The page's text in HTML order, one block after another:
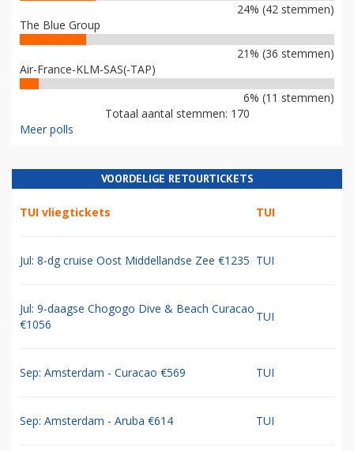
24% (42 stemmen)
The Blue Group
21% (36 stemmen)
Air-France-KLM-SAS(-TAP)
6% (11 stemmen)
Totaal aantal stemmen: 170
Meer polls
VOORDELIGE RETOURTICKETS
TUI vliegtickets TUI
Jul: 8-dg cruise Oost Middellandse Zee €1235 TUI
Jul: 9-daagse Chogogo Dive & Beach Curacao
€1056
TUI
Sep: Amsterdam - Curacao €569 TUI
Sep: Amsterdam - Aruba €614 TUI